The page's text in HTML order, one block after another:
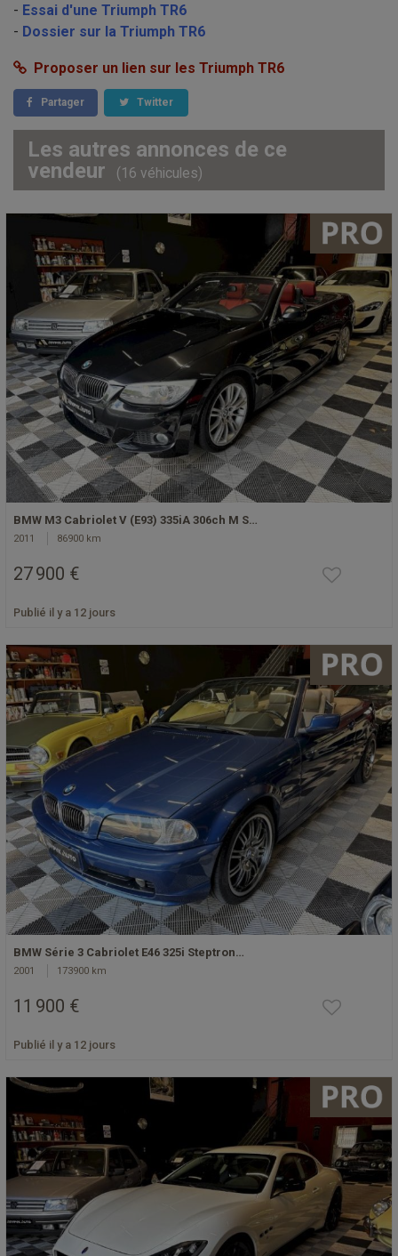
- Essai d'une Triumph TR6
- Dossier sur la Triumph TR6
Proposer un lien sur les Triumph TR6
Partager Twitter
Les autres annonces de ce
vendeur
(16 véhicules)
BMW M3 Cabriolet V (E93) 335iA 306ch M S…
2011 86900 km
27 900 €
Publié il y a 12 jours
BMW Série 3 Cabriolet E46 325i Steptron…
2001 173900 km
11 900 €
Publié il y a 12 jours